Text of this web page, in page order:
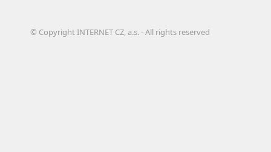
© Copyright INTERNET CZ, a.s. - All rights reserved